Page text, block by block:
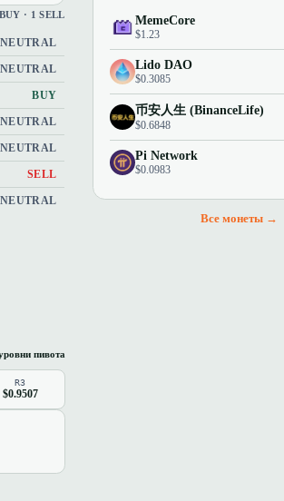
· 1 SELL
NEUTRAL
NEUTRAL
BUY
NEUTRAL
NEUTRAL
SELL
NEUTRAL
пивота
R3
$0.9507
MemeCore
$1.23
Lido DAO
$0.3085
币安人生 (BinanceLife)
$0.6848
Pi Network
$0.0983
Все монеты →